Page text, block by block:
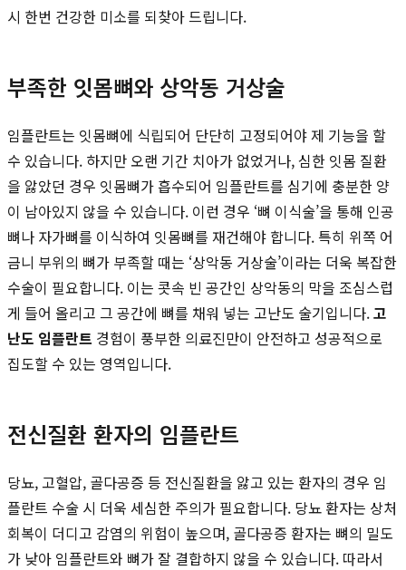
시 한번 건강한 미소를 되찾아 드립니다.
부족한 잇몸뼈와 상악동 거상술
임플란트는 잇몸뼈에 식립되어 단단히 고정되어야 제 기능을 할
수 있습니다. 하지만 오랜 기간 치아가 없었거나, 심한 잇몸 질환
을 앓았던 경우 잇몸뼈가 흡수되어 임플란트를 심기에 충분한 양
이 남아있지 않을 수 있습니다. 이런 경우 ‘뼈 이식술’을 통해 인공
뼈나 자가뼈를 이식하여 잇몸뼈를 재건해야 합니다. 특히 위쪽 어
금니 부위의 뼈가 부족할 때는 ‘상악동 거상술’이라는 더욱 복잡한
수술이 필요합니다. 이는 콧속 빈 공간인 상악동의 막을 조심스럽
게 들어 올리고 그 공간에 뼈를 채워 넣는 고난도 술기입니다.고
난도 임플란트 경험이 풍부한 의료진만이 안전하고 성공적으로
집도할 수 있는 영역입니다.
전신질환 환자의 임플란트
당뇨, 고혈압, 골다공증 등 전신질환을 앓고 있는 환자의 경우 임
플란트 수술 시 더욱 세심한 주의가 필요합니다. 당뇨 환자는 상처
회복이 더디고 감염의 위험이 높으며, 골다공증 환자는 뼈의 밀도
가 낮아 임플란트와 뼈가 잘 결합하지 않을 수 있습니다. 따라서